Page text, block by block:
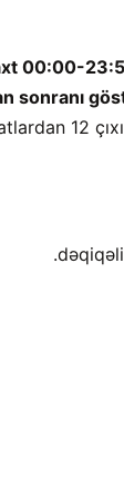
00:00-
sonranı
12